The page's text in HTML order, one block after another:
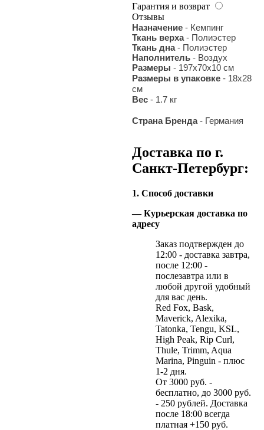
Гарантия и возврат
Отзывы
Назначение - Кемпинг
Ткань верха- Полиэстер
Ткань дна- Полиэстер
Наполнитель - Воздух
Размеры - 197x70x10 см
Размеры в упаковке - 18х28
см
Вес - 1.7 кг
Страна Бренда- Германия
Доставка по г.
Санкт-Петербург:
1. Способ доставки
— Курьерская доставка по
адресу
Заказ подтвержден до
12:00 - доставка завтра,
после 12:00 -
послезавтра или в
любой другой удобный
для вас день.
Red Fox, Bask,
Maverick, Alexika,
Tatonka, Tengu, KSL,
High Peak, Rip Curl,
Thule, Trimm, Aqua
Marina, Pinguin - плюс
1-2 дня.
От 3000 руб. -
бесплатно, до 3000 руб.
- 250 рублей. Доставка
после 18:00 всегда
платная +150 руб.